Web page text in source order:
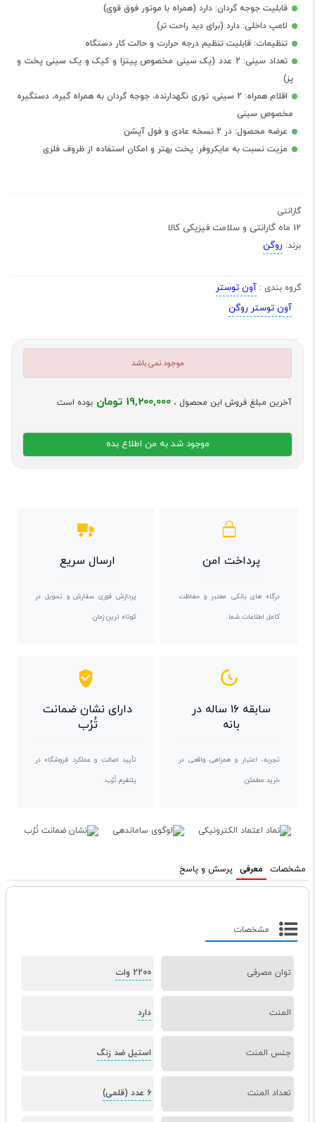
قابلیت جوجه گردان: دارد (همراه با موتور فوق قوی)
لامپ داخلی: دارد (برای دید راحت تر)
تنظیمات: قابلیت تنظیم درجه حرارت و حالت کار دستگاه
تعداد سینی: 2 عدد (یک سینی مخصوص پیتزا و کیک و یک سینی پخت و
پز)
اقلام همراه: 2 سینی، توری نگهدارنده، جوجه گردان به همراه گیره، دستگیره
مخصوص سینی
عرضه محصول: در 2 نسخه عادی و فول آپشن
مزیت نسبت به مایکروفر: پخت بهتر و امکان استفاده از ظروف فلزی
گارانتی
12 ماه گارانتی و سلامت فیزیکی کالا
برند: روگن
گروه بندی : آون توستر
آون توستر روگن
موجود نمی باشد
آخرین مبلغ فروش این محصول ، 19,200,000 تومان بوده است
موجود شد به من اطلاع بده
پرداخت امن
درگاه های بانکی معتبر و حفاظت
کامل اطلاعات شما.
ارسال سریع
پردازش فوری سفارش و تحویل در
کوتاه ترین زمان.
سابقه ۱۶ ساله در
بانه
تجربه، اعتبار و همراهی واقعی در
خرید مطمئن.
دارای نشان ضمانت
تُرُب
تأیید اصالت و عملکرد فروشگاه در
پلتفرم تُرُب.
مشخصات معرفی پرسش و پاسخ
مشخصات
توان مصرفی 2200 وات
المنت دارد
جنس المنت استیل ضد زنگ
تعداد المنت 6 عدد (قلمی)